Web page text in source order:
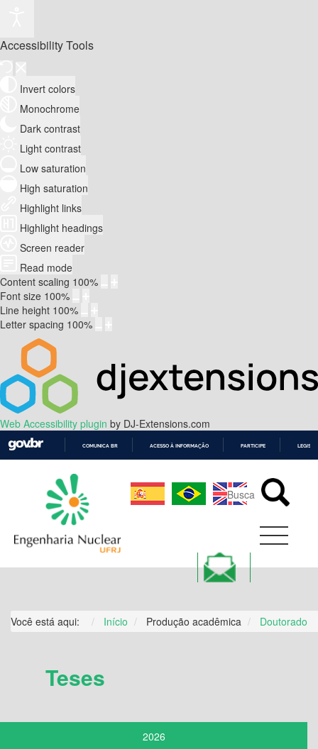
Accessibility Tools
Invert colors
Monochrome
Dark contrast
Light contrast
Low saturation
High saturation
Highlight links
Highlight headings
Screen reader
Read mode
Content scaling 100%
Font size 100%
Line height 100%
Letter spacing 100%
Web Accessibility plugin by DJ-Extensions.com
CONTEÚDO
COMUNICA BR ACESSO À INFORMAÇÃO PARTICIPE
Você está aqui: Início Produção acadêmica Doutorado
Teses
2026